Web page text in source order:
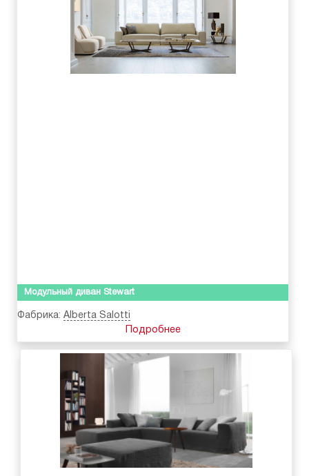
Модульный диван Stewart
Фабрика: Alberta Salotti
Подробнее